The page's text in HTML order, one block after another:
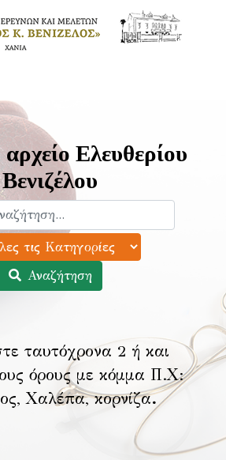
Ελευθερίου
Βενιζέλου
Αναζήτηση
ταυτόχρονα 2 ή και
όρους με κόμμα Π.Χ:
Χαλέπα, κορνίζα.